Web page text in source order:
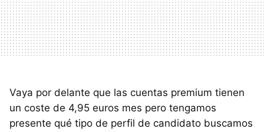
Vaya por delante que las cuentas premium tienen
un coste de 4,95 euros mes pero tengamos
presente qué tipo de perfil de candidato buscamos